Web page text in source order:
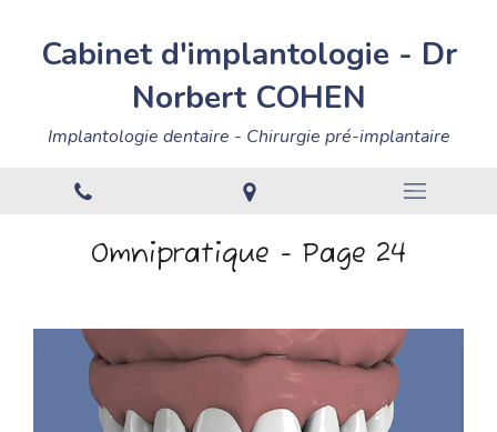
Cabinet d'implantologie - Dr
Norbert COHEN
Implantologie dentaire - Chirurgie pré-implantaire
Omnipratique - Page 24